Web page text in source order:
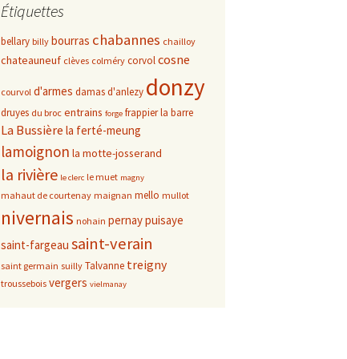
Étiquettes
bellary billy bourras chabannes chailloy
chateauneuf clèves colméry corvolcosne
courvol d'armes damas d'anlezy donzy
druyes du broc entrains forge frappierla barre
La Bussière la ferté-meung
lamoignon la motte-josserand
la rivière le clerc le muet magny
mahaut de courtenay maignan mello mullot
nivernais nohain pernaypuisaye
saint-fargeau saint-verain
saint germain suilly Talvanne treigny
troussebois vergers vielmanay